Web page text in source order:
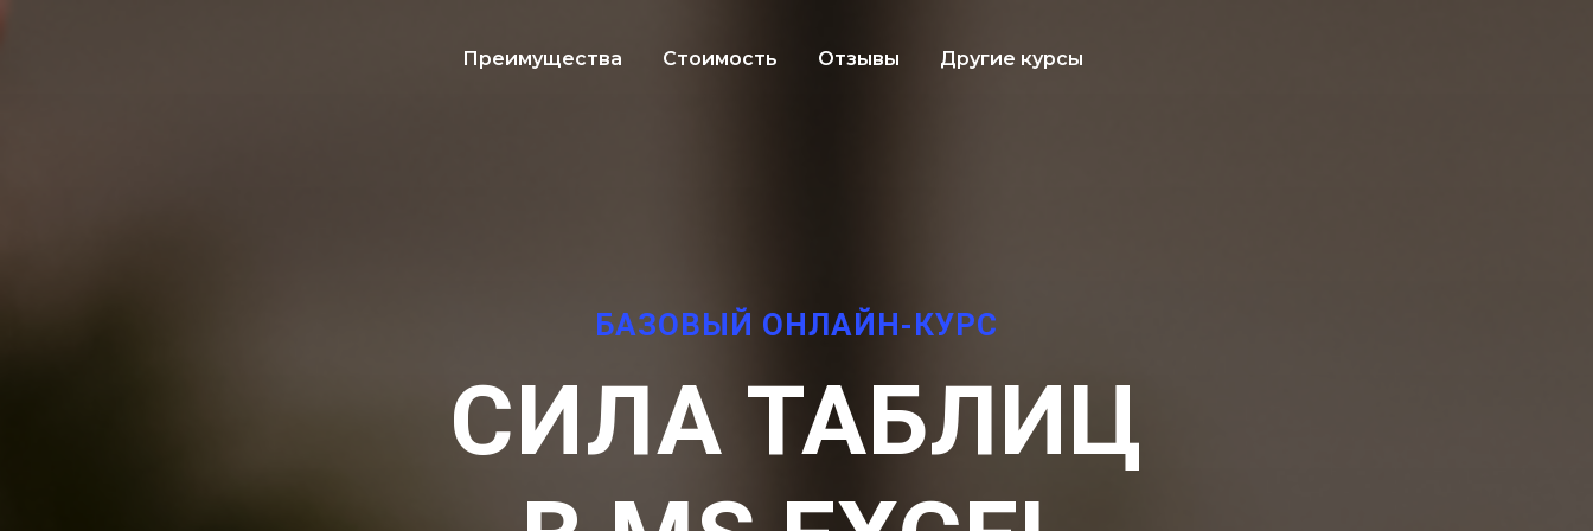
Преимущества Стоимость Отзывы Другие курсы
БАЗОВЫЙ ОНЛАЙН-КУРС
СИЛА ТАБЛИЦ